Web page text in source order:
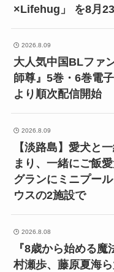
×Lifehug」 を8月
2026.8.09
大人気中国BLファ
師尊』5巻・6巻電
より順次配信開始
2026.8.09
【淡路島】愛犬と
まり、一緒にご飯
グランにミニプー
ウスの2施設で
2026.8.08
『8歳から始める
村瀬歩、藤原夏海